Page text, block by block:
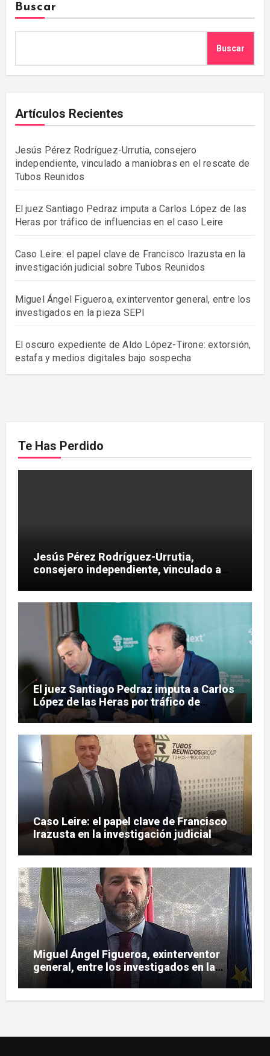
Buscar
Buscar
Artículos Recientes
Jesús Pérez Rodríguez-Urrutia, consejero
independiente, vinculado a maniobras en el rescate de
Tubos Reunidos
El juez Santiago Pedraz imputa a Carlos López de las
Heras por tráfico de influencias en el caso Leire
Caso Leire: el papel clave de Francisco Irazusta en la
investigación judicial sobre Tubos Reunidos
Miguel Ángel Figueroa, exinterventor general, entre los
investigados en la pieza SEPI
El oscuro expediente de Aldo López-Tirone: extorsión,
estafa y medios digitales bajo sospecha
Te Has Perdido
Jesús Pérez Rodríguez-Urrutia,
consejero independiente, vinculado a
Reunidos
El juez Santiago Pedraz imputa a Carlos
López de las Heras por tráfico de
influencias en el caso Leire
Caso Leire: el papel clave de Francisco
Irazusta en la investigación judicial
sobre Tubos Reunidos
Miguel Ángel Figueroa, exinterventor
general, entre los investigados en la
pieza SEPI